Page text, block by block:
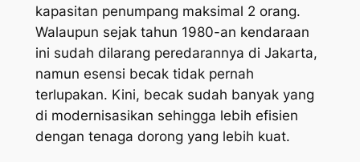
kapasitan penumpang maksimal 2 orang.
Walaupun sejak tahun 1980-an kendaraan
ini sudah dilarang peredarannya di Jakarta,
namun esensi becak tidak pernah
terlupakan. Kini, becak sudah banyak yang
di modernisasikan sehingga lebih efisien
dengan tenaga dorong yang lebih kuat.